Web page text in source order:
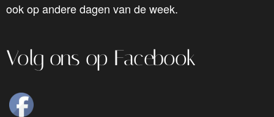
ook op andere dagen van de week.
Volg ons op Facebook